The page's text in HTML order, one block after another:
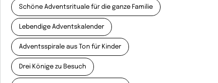
Schöne Adventsrituale für die ganze Familie
Lebendige Adventskalender
Adventsspirale aus Ton für Kinder
Drei Könige zu Besuch